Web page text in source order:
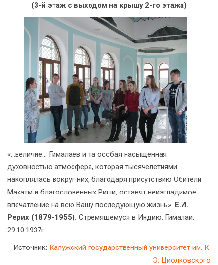
(3-й этаж с выходом на крышу 2-го этажа)
« …величие… Гималаев и та особая насыщенная
духовностью атмосфера, которая тысячелетиями
накоплялась вокруг них, благодаря присутствию Обители
Махатм и благословенных Риши, оставят неизгладимое
впечатление на всю Вашу последующую жизнь». Е.И.
Рерих (1879-1955). Стремящемуся в Индию. Гималаи.
29.10.1937г.
Источник: Калужский государственный университет им. К.
Э. Циолковского